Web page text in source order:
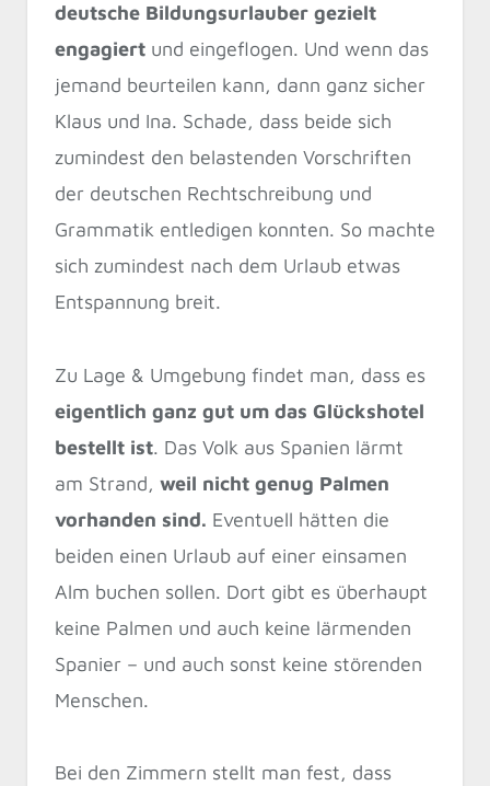
deutsche Bildungsurlauber gezielt
engagiert und eingeflogen. Und wenn das
jemand beurteilen kann, dann ganz sicher
Klaus und Ina. Schade, dass beide sich
zumindest den belastenden Vorschriften
der deutschen Rechtschreibung und
Grammatik entledigen konnten. So machte
sich zumindest nach dem Urlaub etwas
Entspannung breit.
Zu Lage & Umgebung findet man, dass es
eigentlich ganz gut um das Glückshotel
bestellt ist. Das Volk aus Spanien lärmt
am Strand, weil nicht genug Palmen
vorhanden sind. Eventuell hätten die
beiden einen Urlaub auf einer einsamen
Alm buchen sollen. Dort gibt es überhaupt
keine Palmen und auch keine lärmenden
Spanier – und auch sonst keine störenden
Menschen.
Bei den Zimmern stellt man fest, dass